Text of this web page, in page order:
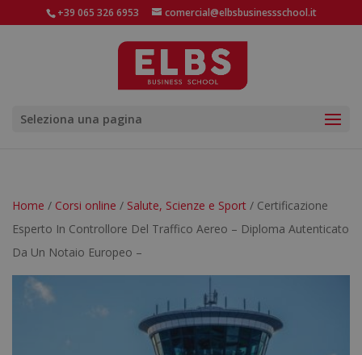
+39 065 326 6953 comercial@elbsbusinessschool.it
Seleziona una pagina
Home / Corsi online / Salute, Scienze e Sport / Certificazione
Esperto In Controllore Del Traffico Aereo – Diploma Autenticato
Da Un Notaio Europeo –